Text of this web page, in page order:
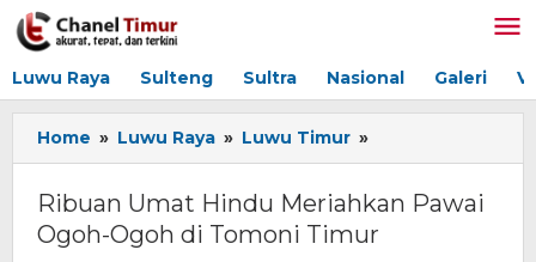
Lewati
ke
Luwu Raya Sulteng Sultra Nasional Galeri
Home » Luwu Raya » Luwu Timur »
Umat
Meriahkan
Pawai
Ribuan Umat Hindu Meriahkan Pawai
Ogoh-Ogoh di Tomoni Timur